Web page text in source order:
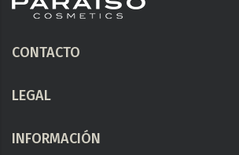
CONTACTO
LEGAL
INFORMACIÓN